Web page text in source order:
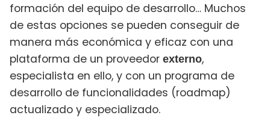
formación del equipo de desarrollo… Muchos
de estas opciones se pueden conseguir de
manera más económica y eficaz con una
plataforma de un proveedor externo,
especialista en ello, y con un programa de
desarrollo de funcionalidades (roadmap)
actualizado y especializado.